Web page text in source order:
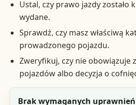
Ustal, czy prawo jazdy zostało
wydane.
Sprawdź, czy masz właściwą
prowadzonego pojazdu.
Zweryfikuj, czy nie obowiązuje
pojazdów albo decyzja o
Sytuacja
Brak wymaganych